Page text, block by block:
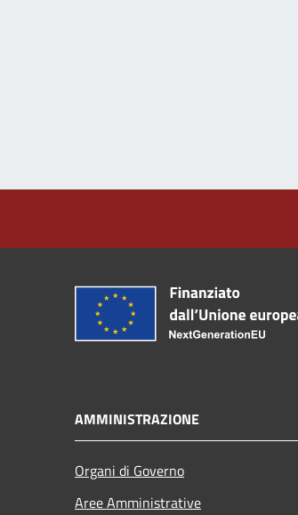
AMMINISTRAZIONE
Organi di Governo
Aree Amministrative